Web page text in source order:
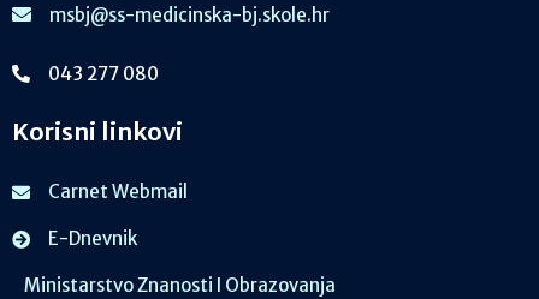
msbj@ss-medicinska-bj.skole.hr
043 277 080
Korisni linkovi
Carnet Webmail
E-Dnevnik
Ministarstvo Znanosti I Obrazovanja